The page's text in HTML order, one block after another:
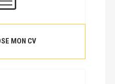
MON CV